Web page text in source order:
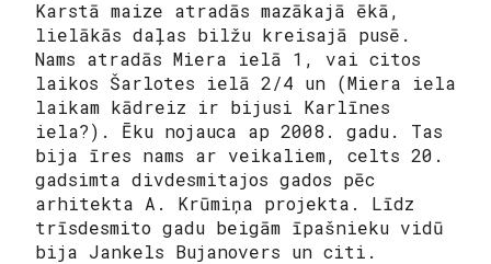
Karstā maize atradās mazākajā ēkā,
lielākās daļas bilžu kreisajā pusē.
Nams atradās Miera ielā 1, vai citos
laikos Šarlotes ielā 2/4 un (Miera iela
laikam kādreiz ir bijusi Karlīnes
iela?). Ēku nojauca ap 2008. gadu. Tas
bija īres nams ar veikaliem, celts 20.
gadsimta divdesmitajos gados pēc
arhitekta A. Krūmiņa projekta. Līdz
trīsdesmito gadu beigām īpašnieku vidū
bija Jankels Bujanovers un citi.